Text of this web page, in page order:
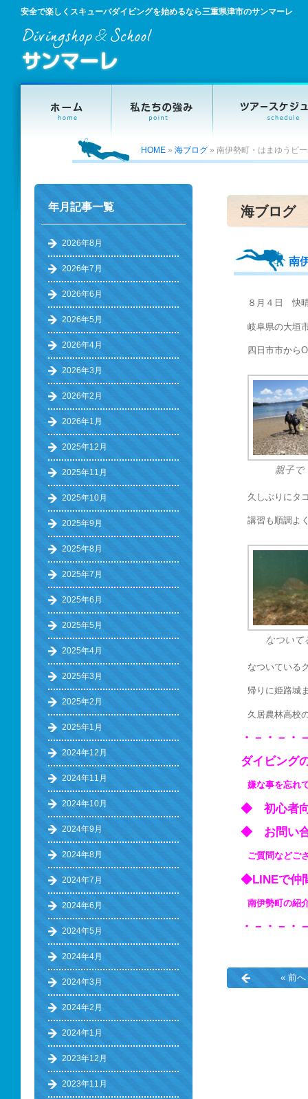
安全で楽しくスキューバダイビングを始めるなら三重県津市のサンマーレ
HOME » 海ブログ » 南伊勢町・はまゆうビ
海ブログ
南
８月４日 快
岐阜県の大垣
四日市市から
親子で
久しぶりにタ
講習も順調よ
なついて
なついている
帰りに姫路城
久居農林高校
・－・－・
ダイビング
嫌な事を忘れ
◆ 初心
◆ お問い
ご質問などご
◆LINEで
南伊勢町の
・－・－・
« 前へ
年月記事一覧
2026年8月
2026年7月
2026年6月
2026年5月
2026年4月
2026年3月
2026年2月
2026年1月
2025年12月
2025年11月
2025年10月
2025年9月
2025年8月
2025年7月
2025年6月
2025年5月
2025年4月
2025年3月
2025年2月
2025年1月
2024年12月
2024年11月
2024年10月
2024年9月
2024年8月
2024年7月
2024年6月
2024年5月
2024年4月
2024年3月
2024年2月
2024年1月
2023年12月
2023年11月